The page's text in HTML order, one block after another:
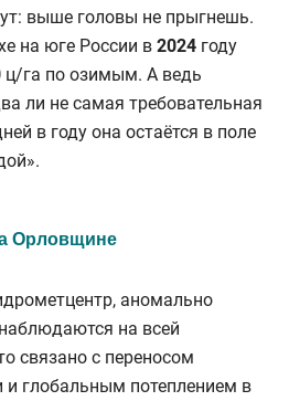
выше головы не прыгнешь.
на юге России в 2024 году
ц/га по озимым. А ведь
ли не самая требовательная
в году она остаётся в поле
Орловщине
аномально
на всей
связано с переносом
и глобальным потеплением в